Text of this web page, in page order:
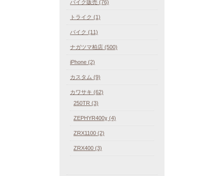
バイク販売 (76)
トライク (1)
バイク (11)
ナガツマ柏店 (500)
iPhone (2)
カスタム (9)
カワサキ (62)
250TR (3)
ZEPHYR400χ (4)
ZRX1100 (2)
ZRX400 (3)